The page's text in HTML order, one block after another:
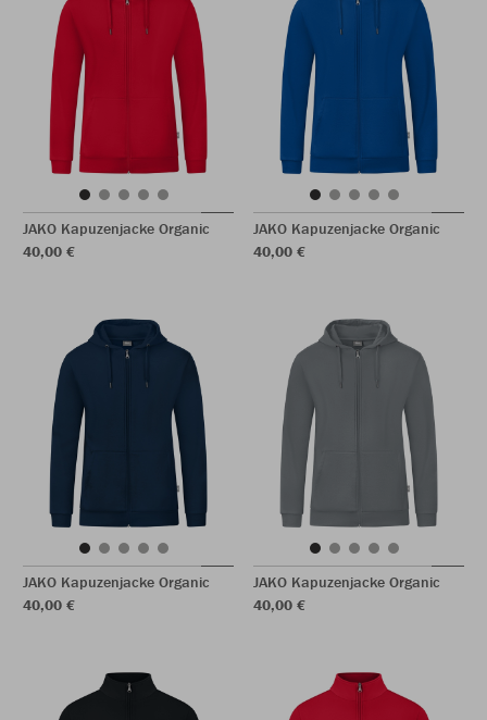
JAKO Kapuzenjacke Organic
40,00 €
JAKO Kapuzenjacke Organic
40,00 €
JAKO Kapuzenjacke Organic
40,00 €
JAKO Kapuzenjacke Organic
40,00 €